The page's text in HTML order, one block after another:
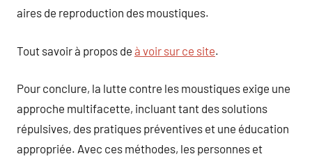
aires de reproduction des moustiques.
Tout savoir à propos de à voir sur ce site.
Pour conclure, la lutte contre les moustiques exige une
approche multifacette, incluant tant des solutions
répulsives, des pratiques préventives et une éducation
appropriée. Avec ces méthodes, les personnes et